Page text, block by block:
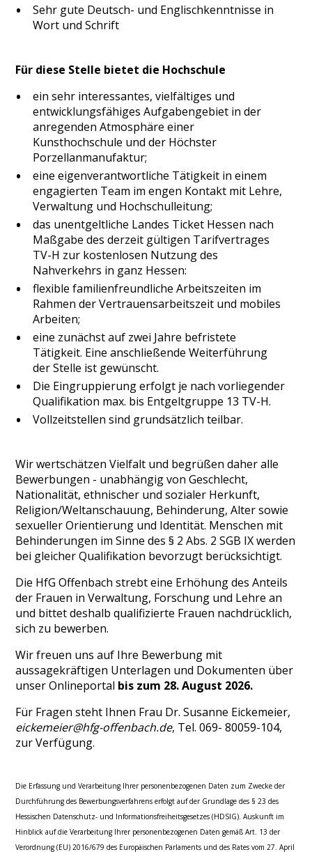
Sehr gute Deutsch- und Englischkenntnisse in
Wort und Schrift
Für diese Stelle bietet die Hochschule
ein sehr interessantes, vielfältiges und
entwicklungsfähiges Aufgabengebiet in der
anregenden Atmosphäre einer
Kunsthochschule und der Höchster
Porzellanmanufaktur;
eine eigenverantwortliche Tätigkeit in einem
engagierten Team im engen Kontakt mit Lehre,
Verwaltung und Hochschulleitung;
das unentgeltliche Landes Ticket Hessen nach
Maßgabe des derzeit gültigen Tarifvertrages
TV-H zur kostenlosen Nutzung des
Nahverkehrs in ganz Hessen:
flexible familienfreundliche Arbeitszeiten im
Rahmen der Vertrauensarbeitszeit und mobiles
Arbeiten;
eine zunächst auf zwei Jahre befristete
Tätigkeit. Eine anschließende Weiterführung
der Stelle ist gewünscht.
Die Eingruppierung erfolgt je nach vorliegender
Qualifikation max. bis Entgeltgruppe 13 TV-H.
Vollzeitstellen sind grundsätzlich teilbar.
Wir wertschätzen Vielfalt und begrüßen daher alle
Bewerbungen - unabhängig von Geschlecht,
Nationalität, ethnischer und sozialer Herkunft,
Religion/Weltanschauung, Behinderung, Alter sowie
sexueller Orientierung und Identität. Menschen mit
Behinderungen im Sinne des § 2 Abs. 2 SGB IX werden
bei gleicher Qualifikation bevorzugt berücksichtigt.
Die HfG Offenbach strebt eine Erhöhung des Anteils
der Frauen in Verwaltung, Forschung und Lehre an
und bittet deshalb qualifizierte Frauen nachdrücklich,
sich zu bewerben.
Wir freuen uns auf Ihre Bewerbung mit
aussagekräftigen Unterlagen und Dokumenten über
unser Onlineportal bis zum 28. August 2026.
Für Fragen steht Ihnen Frau Dr. Susanne Eickemeier,
eickemeier@hfg-offenbach.de, Tel. 069- 80059-104,
zur Verfügung.
Die Erfassung und Verarbeitung Ihrer personenbezogenen Daten zum Zwecke der
Durchführung des Bewerbungsverfahrens erfolgt auf der Grundlage des § 23 des
Hessischen Datenschutz- und Informationsfreiheitsgesetzes (HDSIG). Auskunft im
Hinblick auf die Verarbeitung Ihrer personenbezogenen Daten gemäß Art. 13 der
Verordnung (EU) 2016/679 des Europäischen Parlaments und des Rates vom 27. April